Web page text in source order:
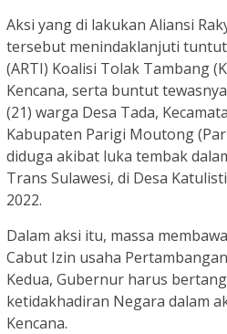
Aksi yang di lakukan Aliansi
tersebut menindaklanjuti
(ARTI) Koalisi Tolak Tambang
Kencana, serta buntut
(21) warga Desa Tada,
Kabupaten Parigi Moutong
diduga akibat luka tembak
Trans Sulawesi, di Desa
2022.
Dalam aksi itu, massa
Cabut Izin usaha
Kedua, Gubernur harus
ketidakhadiran Negara dalam
Kencana.